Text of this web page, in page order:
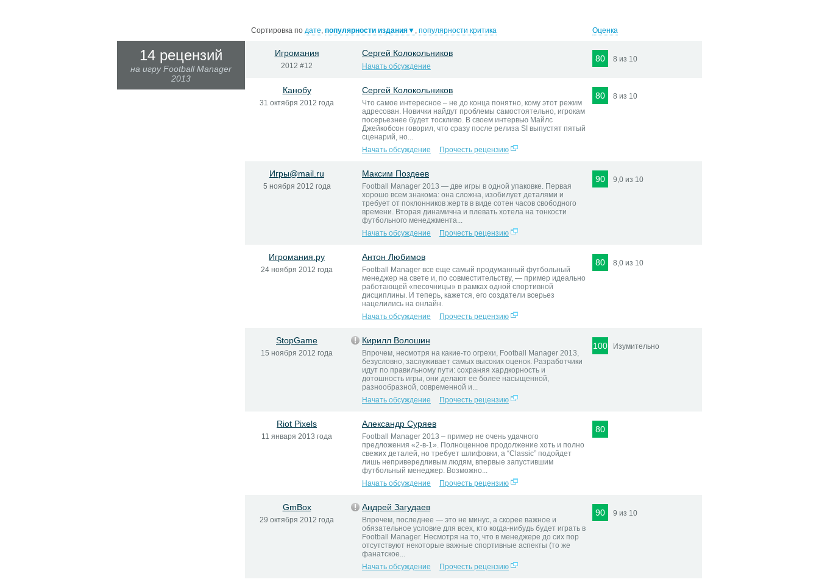
Сортировка по дате, популярности издания▼ , популярности критика Оценка
14 рецензий
на игру Football Manager
2013
Игромания
2012 #12
Сергей Колокольников
Начать обсуждение
80 8 из 10
Канобу
31 октября 2012 года
Сергей Колокольников
Что самое интересное – не до конца понятно, кому этот режим
адресован. Новички найдут проблемы самостоятельно, игрокам
посерьезнее будет тоскливо. В своем интервью Майлс
Джейкобсон говорил, что сразу после релиза SI выпустят пятый
сценарий, но...
Начать обсуждение
Прочесть рецензию
80 8 из 10
Игры@mail.ru
5 ноября 2012 года
Максим Поздеев
Football Manager 2013 — две игры в одной упаковке. Первая
хорошо всем знакома: она сложна, изобилует деталями и
требует от поклонников жертв в виде сотен часов свободного
времени. Вторая динамична и плевать хотела на тонкости
футбольного менеджмента...
Начать обсуждение
Прочесть рецензию
90 9,0 из 10
Игромания.ру
24 ноября 2012 года
Антон Любимов
Football Manager все еще самый продуманный футбольный
менеджер на свете и, по совместительству, — пример идеально
работающей «песочницы» в рамках одной спортивной
дисциплины. И теперь, кажется, его создатели всерьез
нацелились на онлайн.
Начать обсуждение
Прочесть рецензию
80 8,0 из 10
StopGame
15 ноября 2012 года
Кирилл Волошин
Впрочем, несмотря на какие-то огрехи, Football Manager 2013,
безусловно, заслуживает самых высоких оценок. Разработчики
идут по правильному пути: сохраняя хардкорность и
дотошность игры, они делают ее более насыщенной,
разнообразной, современной и...
Начать обсуждение
Прочесть рецензию
100 Изумительно
Riot Pixels
11 января 2013 года
Александр Суряев
Football Manager 2013 – пример не очень удачного
предложения «2-в-1». Полноценное продолжение хоть и полно
свежих деталей, но требует шлифовки, а “Classic” подойдет
лишь непривередливым людям, впервые запустившим
футбольный менеджер. Возможно...
Начать обсуждение
Прочесть рецензию
80
GmBox
29 октября 2012 года
Андрей Загудаев
Впрочем, последнее — это не минус, а скорее важное и
обязательное условие для всех, кто когда-нибудь будет играть в
Football Manager. Несмотря на то, что в менеджере до сих пор
отсутствуют некоторые важные спортивные аспекты (то же
фанатское...
Начать обсуждение
Прочесть рецензию
90 9 из 10